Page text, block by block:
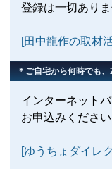
登録は一切あり
[田中龍作の取材
＊ご自宅から何時でも
インターネット
お申込みください
[ゆうちょダイレ